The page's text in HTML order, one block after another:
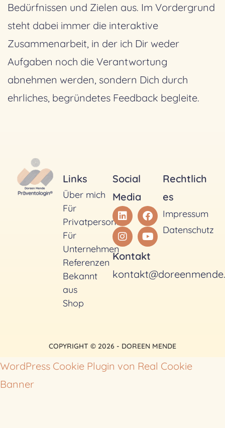
Bedürfnissen und Zielen aus. Im Vordergrund
steht dabei immer die interaktive
Zusammenarbeit, in der ich Dir weder
Aufgaben noch die Verantwortung
abnehmen werden, sondern Dich durch
ehrliches, begründetes Feedback begleite.
Links
Über mich
Für
Privatpersonen
Für
Unternehmen
Referenzen
Bekannt
aus
Shop
Social
Media
Kontakt
Rechtlich
es
Impressum
Datenschutz
COPYRIGHT © 2026 - DOREEN MENDE
WordPress Cookie Plugin von Real Cookie
Banner